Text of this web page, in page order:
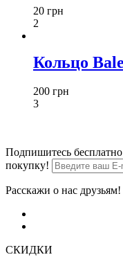
20 грн
2
Кольцо
200 грн
3
Подпишитесь
покупку!
Расскажи о нас друзьям!
СКИДКИ